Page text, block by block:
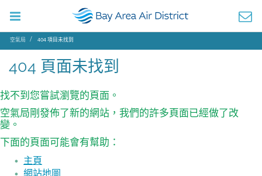
空氣局 404 項目未找到
404 頁面未找到
找不到您嘗試瀏覽的頁面。
空氣局剛發佈了新的網站，我們的許多頁面已經做了改
變。
下面的頁面可能會有幫助：
主頁